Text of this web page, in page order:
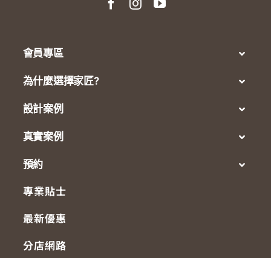
會員專區
為什麼選擇家匠?
設計案例
真實案例
預約
專業貼士
最新優惠
分店網路